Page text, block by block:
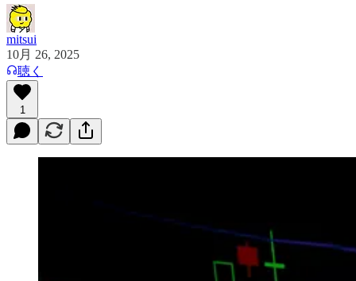
mitsui
10月 26, 2025
聴く
1